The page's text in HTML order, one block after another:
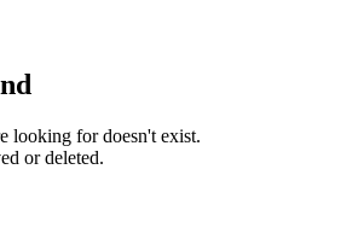
looking for doesn't exist.
or deleted.